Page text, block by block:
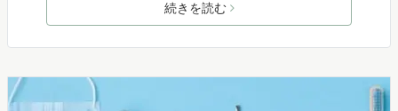
続きを読む